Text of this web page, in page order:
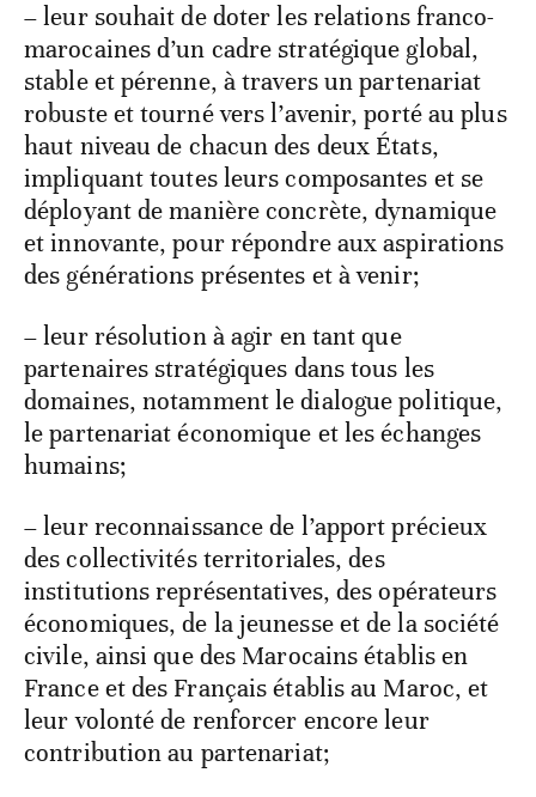
– leur souhait de doter les relations franco-
marocaines d’un cadre stratégique global,
stable et pérenne, à travers un partenariat
robuste et tourné vers l’avenir, porté au plus
haut niveau de chacun des deux États,
impliquant toutes leurs composantes et se
déployant de manière concrète, dynamique
et innovante, pour répondre aux aspirations
des générations présentes et à venir;
– leur résolution à agir en tant que
partenaires stratégiques dans tous les
domaines, notamment le dialogue politique,
le partenariat économique et les échanges
humains;
– leur reconnaissance de l’apport précieux
des collectivités territoriales, des
institutions représentatives, des opérateurs
économiques, de la jeunesse et de la société
civile, ainsi que des Marocains établis en
France et des Français établis au Maroc, et
leur volonté de renforcer encore leur
contribution au partenariat;